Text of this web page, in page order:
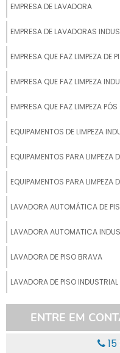
EMPRESA DE LAVADORA
EMPRESA DE LAVADORAS
EMPRESA QUE FAZ LIMPEZA DE
EMPRESA QUE FAZ LIMPEZA
EMPRESA QUE FAZ LIMPEZA
EQUIPAMENTOS DE LIMPEZA
EQUIPAMENTOS PARA LIMPEZA
EQUIPAMENTOS PARA LIMPEZA
LAVADORA AUTOMÁTICA DE
LAVADORA AUTOMATICA
LAVADORA DE PISO BRAVA
LAVADORA DE PISO INDUSTRIAL
LAVADORA DE PISO INDUSTRIAL
LAVADORA DE PISO
ENTRE EM
15